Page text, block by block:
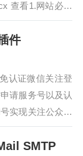
查看1.网站必须
案3.必须为https
源码功能：1.首
义热门推荐3.在
5.查看文章…
件
认证微信关注登
请服务号以及认
实现关注公众号
去公众号里配置
基本配置，配置
SMTP